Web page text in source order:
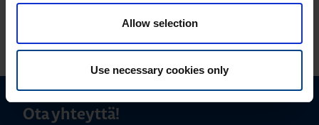
Allow selection
Use necessary cookies only
KATSO LISÄÄ ARTIKKELEITA
Ota yhteyttä!